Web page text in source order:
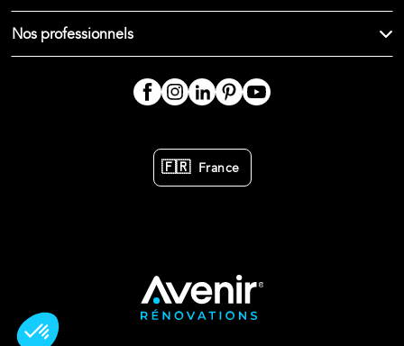
Nos professionnels
🇫🇷 France